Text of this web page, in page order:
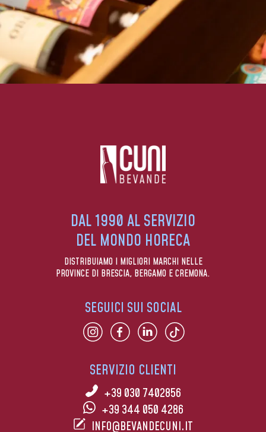
DAL 1990 AL SERVIZIO
DEL MONDO HORECA
DISTRIBUIAMO I MIGLIORI MARCHI NELLE
PROVINCE DI BRESCIA, BERGAMO E CREMONA.
SERVIZIO CLIENTI
+39 030 7402856
+39 344 050 4286
INFO@BEVANDECUNI.IT
SEGUICI SUI SOCIAL